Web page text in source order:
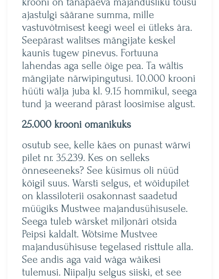
ajastulgi säärane summa, mille
vastuvõtmisest keegi weel ei ütleks ära.
Seepärast walitses mängijate keskel
kaunis tugew pinevus. Fortuuna
lahendas aga selle õige pea. Ta wältis
mängijate närwipingutusi. 10.000 krooni
hüüti wälja juba kl. 9.15 hommikul, seega
tund ja weerand pärast loosimise algust.
25.000 krooni omanikuks
osutub see, kelle käes on punast wärwi
pilet nr. 35.239. Kes on selleks
õnneseeneks? See küsimus oli nüüd
kõigil suus. Warsti selgus, et wõidupilet
on klassiloterii osakonnast saadetud
müügiks Mustwee majandusühisusele.
Seega tuleb wärsket miljonäri otsida
Peipsi kaldalt. Wõtsime Mustvee
majandusühisuse tegelased risttule alla.
See andis aga vaid wäga wäikesi
tulemusi. Niipalju selgus siiski, et see